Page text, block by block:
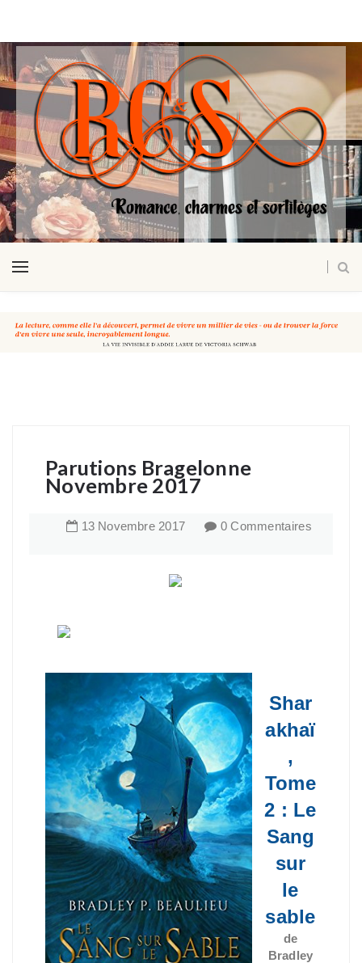
Parutions Bragelonne
Novembre 2017
13 Novembre 2017 0 Commentaires
Shar
akhaï
,
Tome
2 : Le
Sang
sur
le
sable
de
Bradley